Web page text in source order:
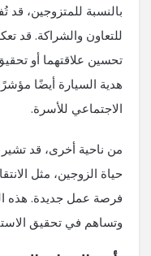
بالنسبة للمتزوجين، قد
للتعاون والشراكة. قد
تحسين علاقتهما أو
هدية السيارة أيضًا
الاجتماعي للأسرة.
من ناحية أخرى، قد
حياة الزوجين، مثل
فرصة عمل جديدة. هذه
وتساهم في تحقيق